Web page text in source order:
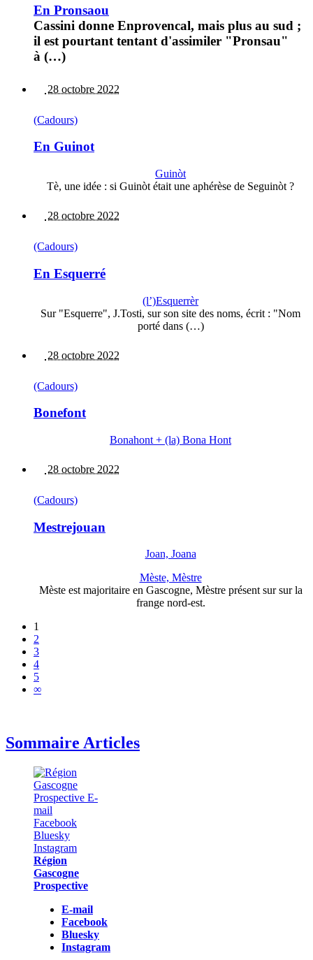
En Pronsaou
Cassini donne Enprovencal, mais plus au sud ;
il est pourtant tentant d'assimiler "Pronsau"
à (…)
28 octobre 2022
(Cadours)
En Guinot
Guinòt
Tè, une idée : si Guinòt était une aphérèse de Seguinòt ?
28 octobre 2022
(Cadours)
En Esquerré
(l’)Esquerrèr
Sur "Esquerre", J.Tosti, sur son site des noms, écrit : "Nom
porté dans (…)
28 octobre 2022
(Cadours)
Bonefont
Bonahont + (la) Bona Hont
28 octobre 2022
(Cadours)
Mestrejouan
Joan, Joana
Mèste, Mèstre
Mèste est majoritaire en Gascogne, Mèstre présent sur sur la
frange nord-est.
1
2
3
4
5
∞
Sommaire Articles
Région
Gascogne
Prospective
E-mail
Facebook
Bluesky
Instagram